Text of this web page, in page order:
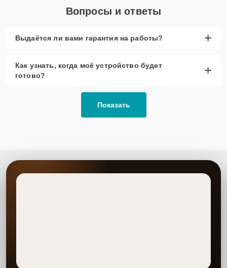
Вопросы и ответы
Выдаётся ли вами гарантия на работы? +
Как узнать, когда моё устройство будет
готово?
+
Показать